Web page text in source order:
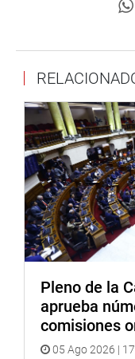
Pleno de la
aprueba
comisiones
05 Ago 2026 |